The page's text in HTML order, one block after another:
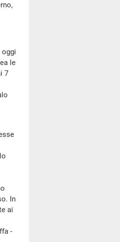
oggi
le
7
In
ai
-